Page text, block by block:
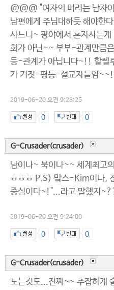
@@@ "여자의 머리는 남
남편에게 주님대하듯 해야
사느니~ 광야에서 혼자사는
회가 아닌~~ 부부-관계만
등-관계가 아닙니다~!! 할렐
가 거짓-평등-설교자들임
2019-06-20 오전 9:28:25
0 0
G-Crusader(crusader)
남이나~ 북이나~~ 세계최고
ㅎㅎㅎ P.S) 맠스-Kim이나,
중심이다~!"...라고 말했지
2019-06-20 오전 9:24:00
0 0
G-Crusader(crusader)
노는것도...진짜~~ 추잡하게